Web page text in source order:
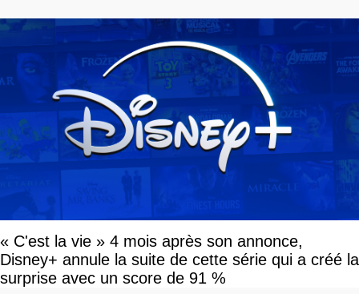
« C'est la vie » 4 mois après son annonce,
Disney+ annule la suite de cette série qui a créé la
surprise avec un score de 91 %